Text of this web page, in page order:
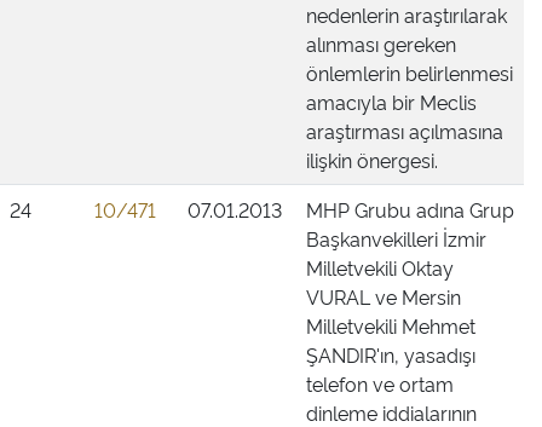
nedenlerin araştırılarak
alınması gereken
önlemlerin belirlenmesi
amacıyla bir Meclis
araştırması açılmasına
ilişkin önergesi.
24
10/471 07.01.2013
MHP Grubu adına Grup
Başkanvekilleri İzmir
Milletvekili Oktay
VURAL ve Mersin
Milletvekili Mehmet
ŞANDIR'ın, yasadışı
telefon ve ortam
dinleme iddialarının